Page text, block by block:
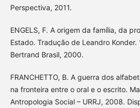
Perspectiva, 2011.
ENGELS, F. A origem da família, da
Estado. Tradução de Leandro Konder.
Bertrand Brasil, 2000.
FRANCHETTO, B. A guerra dos
na fronteira entre o oral e o escrito.
Antropologia Social – URRJ, 2008.